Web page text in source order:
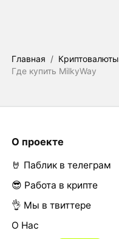
Главная / Криптовалюты
Где купить MilkyWay
О проекте
🤘 Паблик в телеграм
😎 Работа в крипте
👌 Мы в твиттере
О Нас